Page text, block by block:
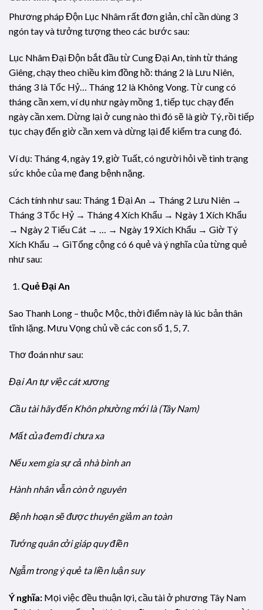
Phương pháp Độn Lục Nhâm rất đơn giản, chỉ cần dùng 3
ngón tay và tưởng tượng theo các bước sau:
Lục Nhâm Đại Độn bắt đầu từ Cung Đại An, tính từ tháng
Giêng, chạy theo chiều kim đồng hồ: tháng 2 là Lưu Niên,
tháng 3 là Tốc Hỷ… Tháng 12 là Không Vong. Từ cung có
tháng cần xem, ví dụ như ngày mồng 1, tiếp tục chạy đến
ngày cần xem. Dừng lại ở cung nào thì đó sẽ là giờ Tý, rồi tiếp
tục chạy đến giờ cần xem và dừng lại để kiểm tra cung đó.
Ví dụ: Tháng 4, ngày 19, giờ Tuất, có người hỏi về tình trạng
sức khỏe của mẹ đang bệnh nặng.
Cách tính như sau: Tháng 1 Đại An → Tháng 2 Lưu Niên →
Tháng 3 Tốc Hỷ → Tháng 4 Xích Khẩu → Ngày 1 Xích Khẩu
→ Ngày 2 Tiểu Cát → … → Ngày 19 Xích Khẩu → Giờ Tý
Xích Khẩu → GiTổng cộng có 6 quẻ và ý nghĩa của từng quẻ
như sau:
Quẻ Đại An
Sao Thanh Long – thuộc Mộc, thời điểm này là lúc bản thân
tĩnh lặng. Mưu Vọng chủ về các con số 1, 5, 7.
Thơ đoán như sau:
Đại An tự việc cát xương
Cầu tài hãy đến Khôn phường mới là (Tây Nam)
Mất của đem đi chưa xa
Nếu xem gia sự cả nhà bình an
Hành nhân vẫn còn ở nguyên
Bệnh hoạn sẽ được thuyên giảm an toàn
Tướng quân cởi giáp quy điền
Ngẫm trong ý quẻ ta liền luận suy
Ý nghĩa: Mọi việc đều thuận lợi, cầu tài ở phương Tây Nam